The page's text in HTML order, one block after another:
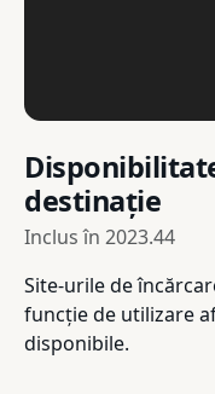
destinație
Inclus în 2023.44
Site-urile de
funcție de utilizare
disponibile.